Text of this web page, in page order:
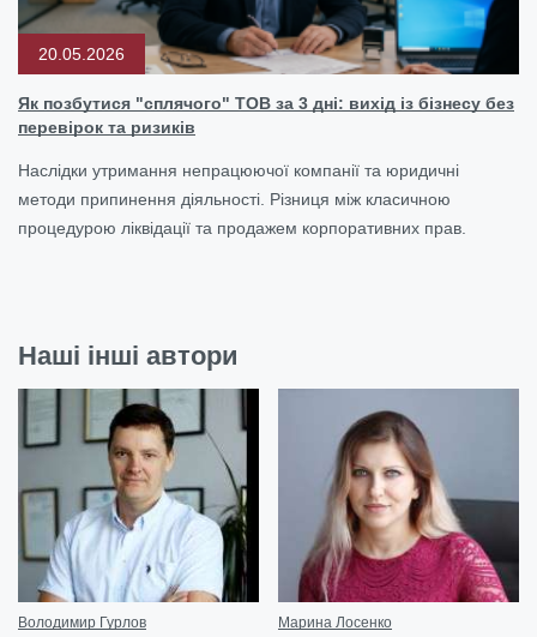
20.05.2026
Як позбутися "сплячого" ТОВ за 3 дні: вихід із бізнесу без
перевірок та ризиків
Наслідки утримання непрацюючої компанії та юридичні
методи припинення діяльності. Різниця між класичною
процедурою ліквідації та продажем корпоративних прав.
Наші інші автори
Володимир Гурлов
Марина Лосенко